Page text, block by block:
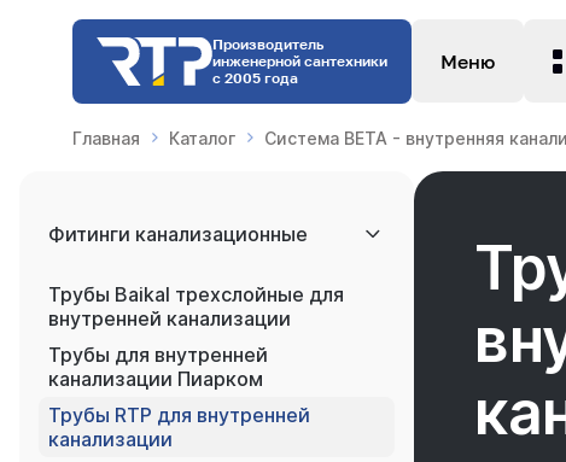
Производитель
инженерной сантехники
с 2005 года
Меню
Главная Каталог Система BETA - внутренняя
Фитинги канализационные
Трубы Baikal трехслойные для
внутренней канализации
Трубы для внутренней
канализации Пиарком
Трубы RTP для внутренней
канализации